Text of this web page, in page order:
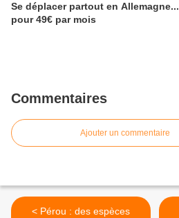
Se déplacer partout en Allemagne...
pour 49€ par mois
Commentaires
Ajouter un commentaire
< Pérou : des espèces